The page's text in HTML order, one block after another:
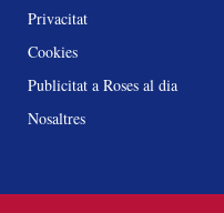
Privacitat
Cookies
Publicitat a Roses al dia
Nosaltres